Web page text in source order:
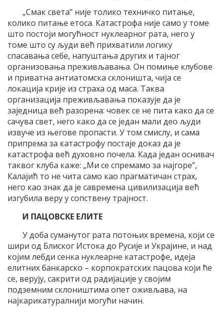
„Смак света” није толико техничко питање,
колико питање етоса. Катастрофа није само у томе
што постоји могућност нуклеарног рата, него у
томе што су људи већ прихватили логику
спасавања себе, напуштања других и тајног
организовања преживљавања. Он помиње клубове
и приватна антиатомска склоништа, чија се
локација крије из страха од маса. Таква
организација преживљавања показује да је
заједница већ разорена: човек се не пита како да се
сачува свет, него како да се један мали део људи
извуче из његове пропасти. У том смислу, и сама
припрема за катастрофу постаје доказ да је
катастрофа већ духовно почела. Када један оснивач
таквог клуба каже: „Ми се спремамо за најгоре”,
Калајић то не чита само као прагматичан страх,
него као знак да је савремена цивилизација већ
изгубила веру у сопствену трајност.
И ПАЦОВСКЕ ЕЛИТЕ
У доба суманутог рата потоњих времена, који се
шири од Блиског Истока до Русије и Украјине, и над
којим лебди сенка нуклеарне катастрофе, идеја
елитних банкарско – корпократских пацова који ће
се, верују, сакрити од радијације у својим
подземним склоништима опет оживљава, на
најкарикатуралнији могући начин.